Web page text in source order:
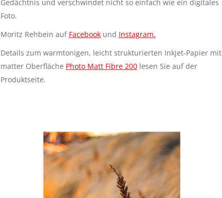
Gedächtnis und verschwindet nicht so einfach wie ein digitales
Foto.
Moritz Rehbein auf Facebookund Instagram.
Details zum warmtonigen, leicht strukturierten Inkjet-Papier mit
matter Oberfläche Photo Matt Fibre 200lesen Sie auf der
Produktseite.